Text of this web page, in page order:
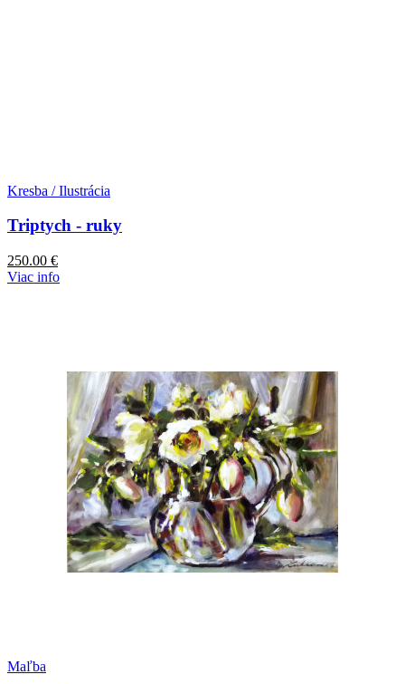
Kresba / Ilustrácia
Triptych - ruky
250.00 €
Viac info
Maľba